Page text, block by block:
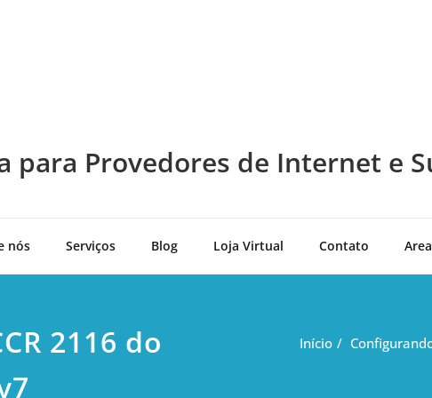
para Provedores de Internet e
nós Serviços Blog Loja Virtual Contato
2116 do
Início